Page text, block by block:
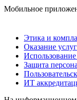
Мобильное
Этика и
Оказание услуг
Использование
Защита
ИТ